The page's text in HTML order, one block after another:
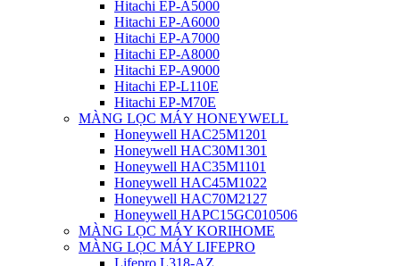
Hitachi EP-A5000
Hitachi EP-A6000
Hitachi EP-A7000
Hitachi EP-A8000
Hitachi EP-A9000
Hitachi EP-L110E
Hitachi EP-M70E
MÀNG LỌC MÁY HONEYWELL
Honeywell HAC25M1201
Honeywell HAC30M1301
Honeywell HAC35M1101
Honeywell HAC45M1022
Honeywell HAC70M2127
Honeywell HAPC15GC010506
MÀNG LỌC MÁY KORIHOME
MÀNG LỌC MÁY LIFEPRO
Lifepro L318-AZ